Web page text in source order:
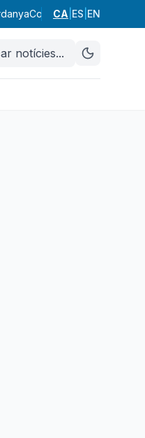
Conca de Barberà
CA ES EN
notícies...